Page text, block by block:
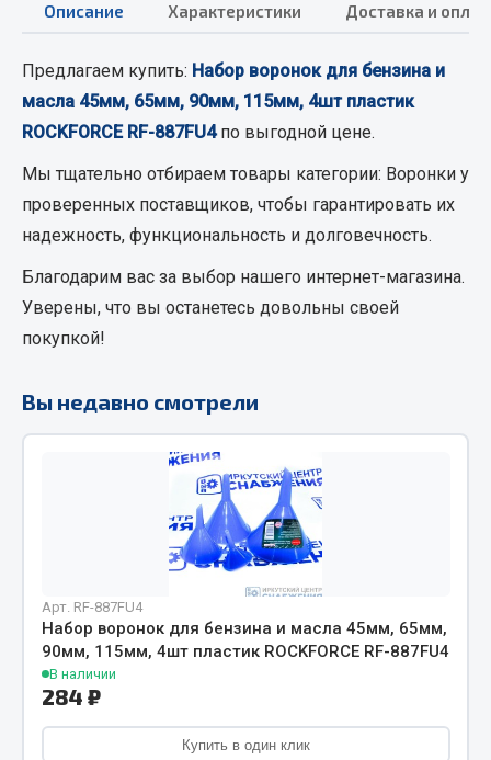
Весь раздел
Соединительные элементы
Camozzi
Адаптеры и переходники
Тройники
Трубки, муфты, гайки
Фитинги
Штуцеры
Инструмент
Автомобильный инструмент
Измерительный инструмент
Крепежный инструмент
Силовое оборудование
Слесарный инструмент
Столярный инструмент
Описание Характеристики Доставка и
Предлагаем купить: Набор воронок для бензина и
масла 45мм, 65мм, 90мм, 115мм, 4шт пластик
ROCKFORCE RF-887FU4по выгодной цене.
Мы тщательно отбираем товары категории: Воронки у
проверенных поставщиков, чтобы гарантировать их
надежность, функциональность и долговечность.
Благодарим вас за выбор нашего интернет-магазина.
Уверены, что вы останетесь довольны своей
покупкой!
Вы недавно смотрели
Арт. RF-887FU4
Набор воронок для бензина и масла 45мм, 65мм,
90мм, 115мм, 4шт пластик ROCKFORCE RF-887FU4
В наличии
284 ₽
Купить в один клик